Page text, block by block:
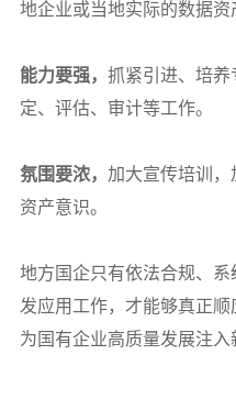
地企业或当地实际的数据资
能力要强， 抓紧引进、培养
定、评估、审计等工作。
氛围要浓， 加大宣传培训
资产意识。
地方国企只有依法合规、
发应用工作，才能够真正顺
为国有企业高质量发展注入